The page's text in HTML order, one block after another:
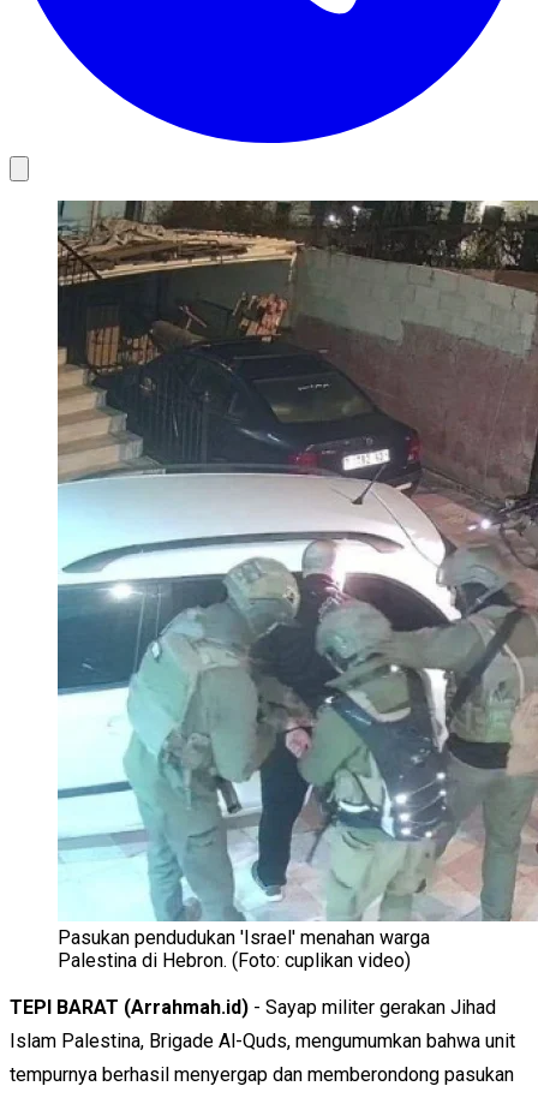
Pasukan pendudukan 'Israel' menahan warga
Palestina di Hebron. (Foto: cuplikan video)
TEPI BARAT (Arrahmah.id) - Sayap militer gerakan Jihad
Islam Palestina, Brigade Al-Quds, mengumumkan bahwa unit
tempurnya berhasil menyergap dan memberondong pasukan